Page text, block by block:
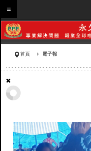
首頁 電子報